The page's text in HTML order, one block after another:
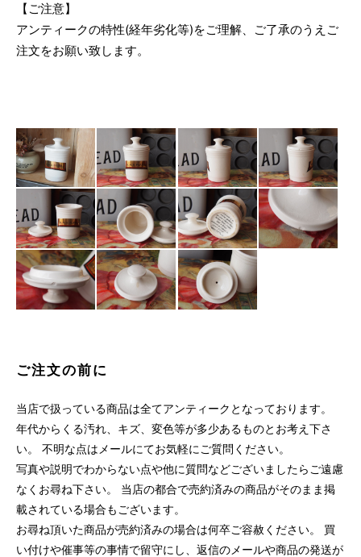
【ご注意】
アンティークの特性(経年劣化等)をご理解、ご了承のうえご
注文をお願い致します。
ご注文の前に
当店で扱っている商品は全てアンティークとなっております。
年代からくる汚れ、キズ、変色等が多少あるものとお考え下さ
い。 不明な点はメールにてお気軽にご質問ください。
写真や説明でわからない点や他に質問などございましたらご遠慮
なくお尋ね下さい。 当店の都合で売約済みの商品がそのまま掲
載されている場合もございます。
お尋ね頂いた商品が売約済みの場合は何卒ご容赦ください。 買
い付けや催事等の事情で留守にし、返信のメールや商品の発送が